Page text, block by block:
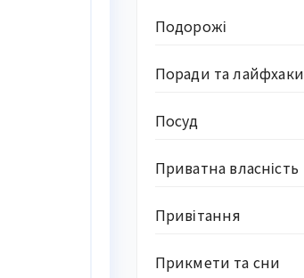
Подорожі
Поради та лайфхаки
Посуд
Приватна власність
Привітання
Прикмети та сни